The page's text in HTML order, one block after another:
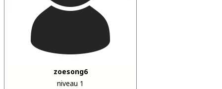
zoesong6
niveau 1